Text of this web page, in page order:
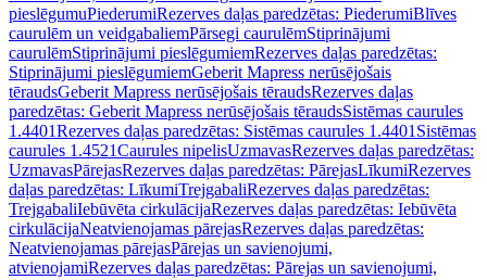
pieslēgumuPiederumiRezerves daļas paredzētas: PiederumiBlīves
caurulēm un veidgabaliemPārsegi caurulēmStiprinājumi
caurulēmStiprinājumi pieslēgumiemRezerves daļas paredzētas:
Stiprinājumi pieslēgumiemGeberit Mapress nerūsējošais
tēraudsGeberit Mapress nerūsējošais tēraudsRezerves daļas
paredzētas: Geberit Mapress nerūsējošais tēraudsSistēmas caurules
1.4401Rezerves daļas paredzētas: Sistēmas caurules 1.4401 Sistēmas
caurules 1.4521Caurules nipelisUzmavasRezerves daļas paredzētas:
UzmavasPārejasRezerves daļas paredzētas: PārejasLīkumiRezerves
daļas paredzētas: LīkumiTrejgabaliRezerves daļas paredzētas:
TrejgabaliIebūvēta cirkulācijaRezerves daļas paredzētas: Iebūvēta
cirkulācijaNeatvienojamas pārejasRezerves daļas paredzētas:
Neatvienojamas pārejasPārejas un savienojumi,
atvienojamiRezerves daļas paredzētas: Pārejas un savienojumi,